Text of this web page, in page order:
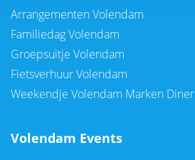
Arrangementen Volendam
Familiedag Volendam
Groepsuitje Volendam
Fietsverhuur Volendam
Weekendje Volendam Marken Diner
Volendam Events